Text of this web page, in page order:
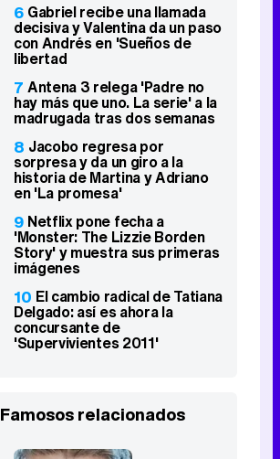
6 Gabriel recibe una llamada
decisiva y Valentina da un paso
con Andrés en 'Sueños de
libertad
7 Antena 3 relega 'Padre no
hay más que uno. La serie' a la
madrugada tras dos semanas
8 Jacobo regresa por
sorpresa y da un giro a la
historia de Martina y Adriano
en 'La promesa'
9 Netflix pone fecha a
'Monster: The Lizzie Borden
Story' y muestra sus primeras
imágenes
10 El cambio radical de Tatiana
Delgado: así es ahora la
concursante de
'Supervivientes 2011'
Famosos relacionados